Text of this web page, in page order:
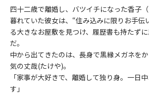
四十二歳で離婚し、バツイチになった香子
暮れていた彼女は、“住み込みに限りお手伝
る大きなお屋敷を見つけ、履歴書も持たず
だ。
中から出てきたのは、長身で黒縁メガネを
気の丈哉(たけや)。
「家事が大好きで、離婚して独り身。一日
す」